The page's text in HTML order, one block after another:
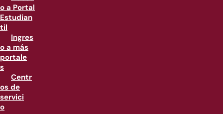
o a Portal
Estudian
til
Ingres
o a más
portale
s
Centr
os de
servici
o